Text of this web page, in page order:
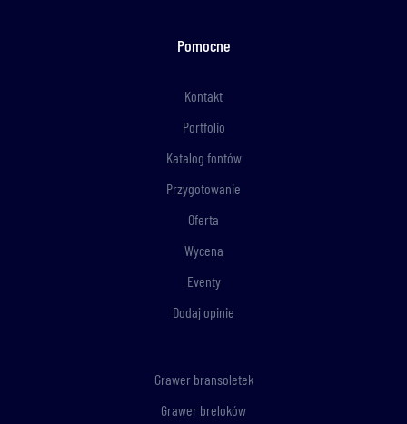
Pomocne
Kontakt
Portfolio
Katalog fontów
Przygotowanie
Oferta
Wycena
Eventy
Dodaj opinie
Grawer bransoletek
Grawer breloków